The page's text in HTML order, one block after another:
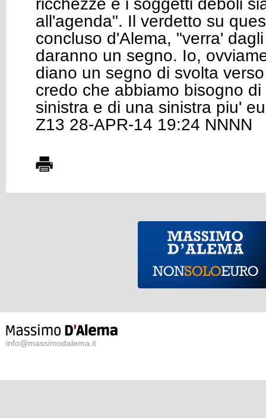
ricchezze e i soggetti deboli
all'agenda". Il verdetto su
concluso d'Alema, "verra'
daranno un segno. Io,
diano un segno di svolta
credo che abbiamo bisogno
sinistra e di una sinistra piu'
Z13 28-APR-14 19:24 NNNN
info@massimodalema.it